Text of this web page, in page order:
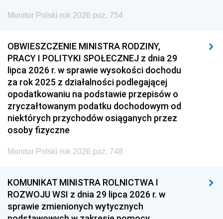
Monitor Polski rok 2026 poz. 754
OBWIESZCZENIE MINISTRA RODZINY,
PRACY I POLITYKI SPOŁECZNEJ z dnia 29
lipca 2026 r. w sprawie wysokości dochodu
za rok 2025 z działalności podlegającej
opodatkowaniu na podstawie przepisów o
zryczałtowanym podatku dochodowym od
niektórych przychodów osiąganych przez
osoby fizyczne
Monitor Polski rok 2026 poz. 748
KOMUNIKAT MINISTRA ROLNICTWA I
ROZWOJU WSI z dnia 29 lipca 2026 r. w
sprawie zmienionych wytycznych